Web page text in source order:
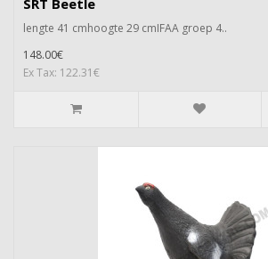
SRT Beetle
lengte 41 cmhoogte 29 cmIFAA groep 4..
148.00€
Ex Tax: 122.31€